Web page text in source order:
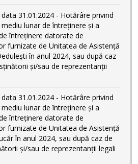
31.01.2024 - Hotărâre privind
lunar de întreținere și a
întreținere datorate de
furnizate de Unitatea de Asistență
în anul 2024, sau după caz
și/sau de reprezentanții
31.01.2024 - Hotărâre privind
lunar de întreținere și a
întreținere datorate de
furnizate de Unitatea de Asistență
în anul 2024, sau după caz de
și/sau de reprezentanții legali